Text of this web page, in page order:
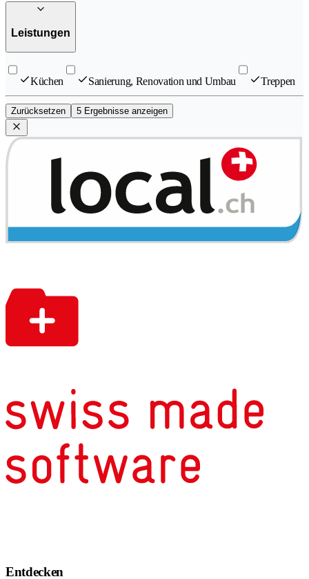
Leistungen
Küchen Sanierung, Renovation und Umbau Treppen
Zurücksetzen 5 Ergebnisse anzeigen
Entdecken